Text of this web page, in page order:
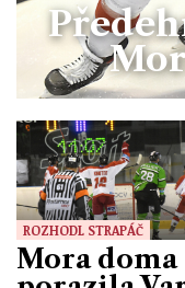
ROZHODL STRAPÁČ
Mora doma